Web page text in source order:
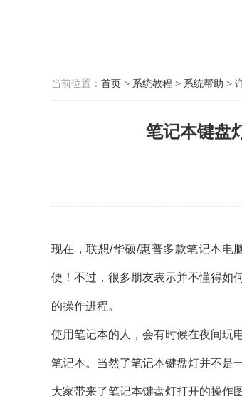
当前位置： 首页 > 系统教程 > 系统帮助 >
笔记本键盘
现在，联想/华硕/惠普多款笔记本电
便！不过，很多朋友表示并不懂得如
的操作进程。
使用笔记本的人，会有时候在夜间玩
笔记本。当然了笔记本键盘灯并不是
大家带来了笔记本键盘灯打开的操作图